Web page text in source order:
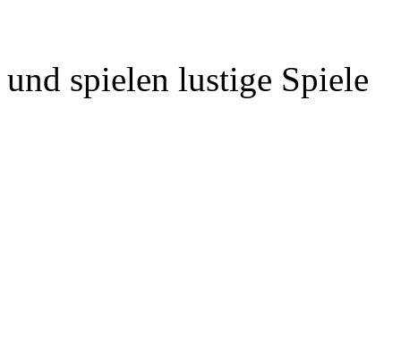
und spielen lustige Spiele